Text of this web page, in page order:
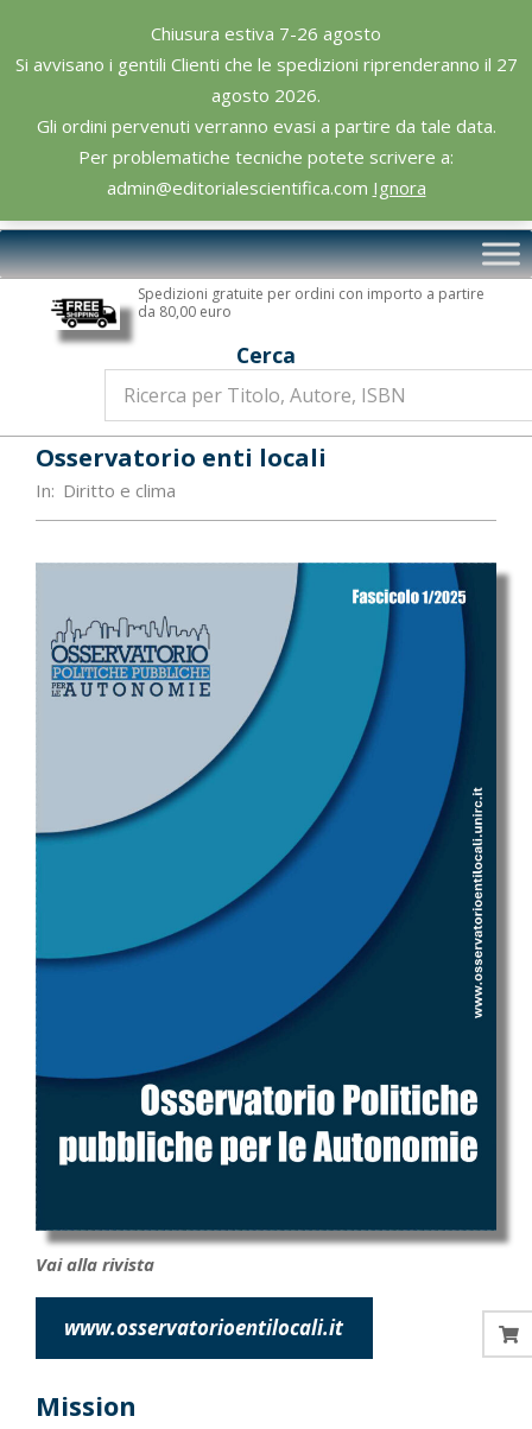
Chiusura estiva 7-26 agosto
Si avvisano i gentili Clienti che le spedizioni riprenderanno il 27
agosto 2026.
Gli ordini pervenuti verranno evasi a partire da tale data.
Per problematiche tecniche potete scrivere a:
admin@editorialescientifica.com Ignora
content
Editoriale
Scientifica
Primary
Navigation
Spedizioni gratuite per ordini con importo a partire
da 80,00 euro
Cerca
Osservatorio enti locali
In: Diritto e clima
Vai alla rivista
www.osservatorioentilocali.it
Mission